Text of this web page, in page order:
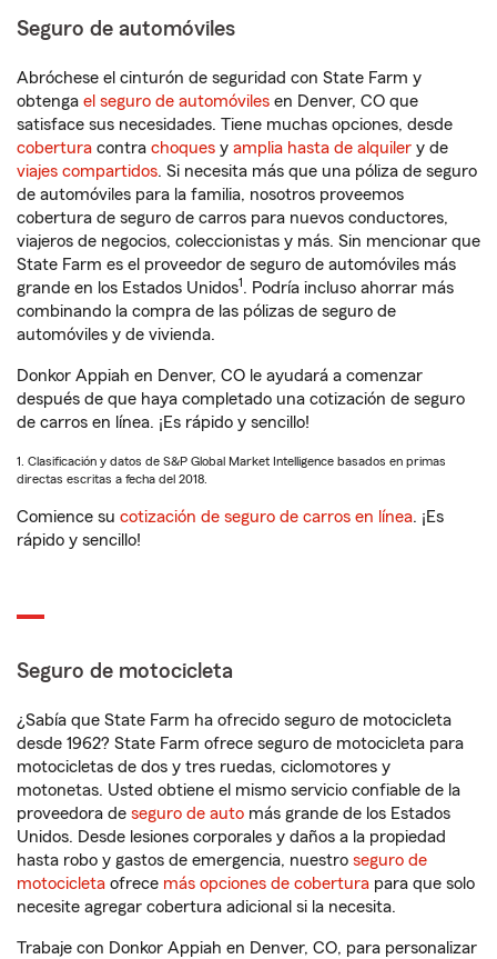
Seguro de automóviles
Abróchese el cinturón de seguridad con State Farm y
obtenga el seguro de automóviles en Denver, CO que
satisface sus necesidades. Tiene muchas opciones, desde
cobertura contra choques y amplia hasta de alquiler y de
viajes compartidos. Si necesita más que una póliza de seguro
de automóviles para la familia, nosotros proveemos
cobertura de seguro de carros para nuevos conductores,
viajeros de negocios, coleccionistas y más. Sin mencionar que
State Farm es el proveedor de seguro de automóviles más
grande en los Estados Unidos1. Podría incluso ahorrar más
combinando la compra de las pólizas de seguro de
automóviles y de vivienda.
Donkor Appiah en Denver, CO le ayudará a comenzar
después de que haya completado una cotización de seguro
de carros en línea. ¡Es rápido y sencillo!
1. Clasificación y datos de S&P Global Market Intelligence basados en primas
directas escritas a fecha del 2018.
Comience su cotización de seguro de carros en línea. ¡Es
rápido y sencillo!
Seguro de motocicleta
¿Sabía que State Farm ha ofrecido seguro de motocicleta
desde 1962? State Farm ofrece seguro de motocicleta para
motocicletas de dos y tres ruedas, ciclomotores y
motonetas. Usted obtiene el mismo servicio confiable de la
proveedora de seguro de auto más grande de los Estados
Unidos. Desde lesiones corporales y daños a la propiedad
hasta robo y gastos de emergencia, nuestro seguro de
motocicleta ofrece más opciones de cobertura para que solo
necesite agregar cobertura adicional si la necesita.
Trabaje con Donkor Appiah en Denver, CO, para personalizar